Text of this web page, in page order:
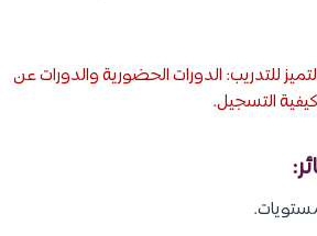
للتدريب: الدورات الحضورية والدورات عن
التسجيل.